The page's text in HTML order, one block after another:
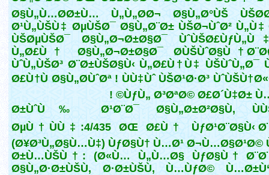
Ø§Ù„Ù…Ø­Ø±Ù… Ù„Ù„Ø­Ø¬ Ø§Ù„Ø°ÙŠ
Ø¹Ù„ÙŠÙ‡ ØµÙŠØ¯ Ø§Ù„Ø¨Ø± ÙŠØ¬ÙˆØ² Ù„Ù‡
ÙŠØµÙŠØ¯ Ø§Ù„Ø¬Ø±Ø§Ø¯
Ù„Ø£Ù† Ø§Ù„Ø¬Ø±Ø§Ø¯ Ø­ÙŠÙˆØ§Ù†
ÙˆÙ„ÙŠØ³ Ø¨Ø±ÙŠØ§Ù‹ Ù„Ø£Ù†Ù‡ ÙŠÙˆÙ„Ø¯
Ø£Ù†Ù Ø§Ù„Ø­ÙˆØª ! ÙÙ‡Ùˆ ÙŠØ¹Ø·Ø³
ÙƒÙ„ Ø³ØªØ© Ø£Ø´Ù‡Ø±
Ø±ÙˆÙ‰ Ø¹Ø¨Ø¯ Ø§Ù„Ø±Ø²Ø§Ù‚
ØµÙ†ÙÙ‡:4/435 ØŒ Ø£Ù† ÙƒØ¹Ø¨Ø§Ù‹
(Ø¥Ø³Ù„Ø§Ù…Ù‡) ÙƒØ§Ù† Ù…Ø¹
Ø±Ù…ÙŠÙ†: (Ø«Ù… Ù„Ù…Ø§ ÙƒØ§Ù†
Ø§Ù„Ø·Ø±ÙŠÙ‚ Ø·Ø±ÙŠÙ‚ Ù…ÙƒØ©